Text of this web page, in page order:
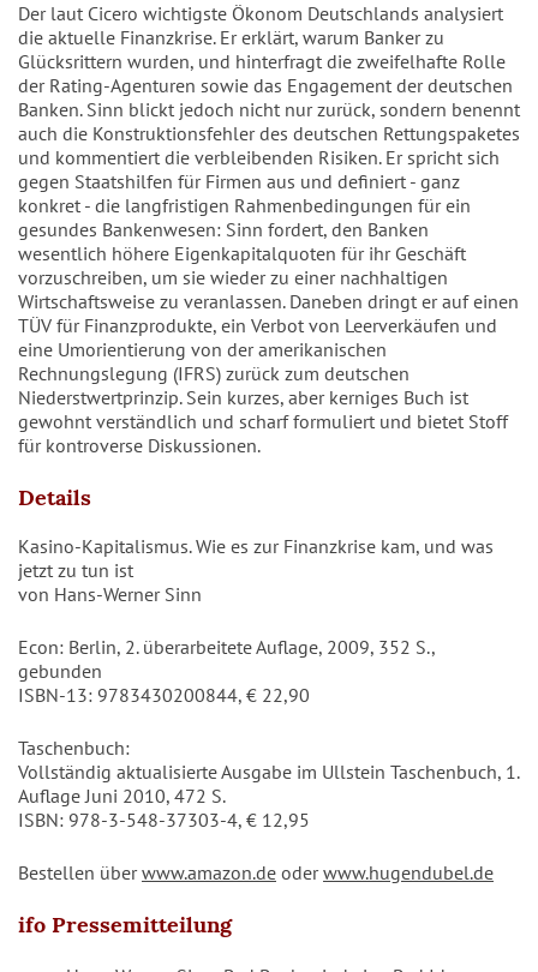
Der laut Cicero wichtigste Ökonom Deutschlands analysiert
die aktuelle Finanzkrise. Er erklärt, warum Banker zu
Glücksrittern wurden, und hinterfragt die zweifelhafte Rolle
der Rating-Agenturen sowie das Engagement der deutschen
Banken. Sinn blickt jedoch nicht nur zurück, sondern benennt
auch die Konstruktionsfehler des deutschen Rettungspaketes
und kommentiert die verbleibenden Risiken. Er spricht sich
gegen Staatshilfen für Firmen aus und definiert - ganz
konkret - die langfristigen Rahmenbedingungen für ein
gesundes Bankenwesen: Sinn fordert, den Banken
wesentlich höhere Eigenkapitalquoten für ihr Geschäft
vorzuschreiben, um sie wieder zu einer nachhaltigen
Wirtschaftsweise zu veranlassen. Daneben dringt er auf einen
TÜV für Finanzprodukte, ein Verbot von Leerverkäufen und
eine Umorientierung von der amerikanischen
Rechnungslegung (IFRS) zurück zum deutschen
Niederstwertprinzip. Sein kurzes, aber kerniges Buch ist
gewohnt verständlich und scharf formuliert und bietet Stoff
für kontroverse Diskussionen.
Details
Kasino-Kapitalismus. Wie es zur Finanzkrise kam, und was
jetzt zu tun ist
von Hans-Werner Sinn
Econ: Berlin, 2. überarbeitete Auflage, 2009, 352 S.,
gebunden
ISBN-13: 9783430200844, € 22,90
Taschenbuch:
Vollständig aktualisierte Ausgabe im Ullstein Taschenbuch, 1.
Auflage Juni 2010, 472 S.
ISBN: 978-3-548-37303-4, € 12,95
Bestellen überwww.amazon.de oderwww.hugendubel.de
ifo Pressemitteilung